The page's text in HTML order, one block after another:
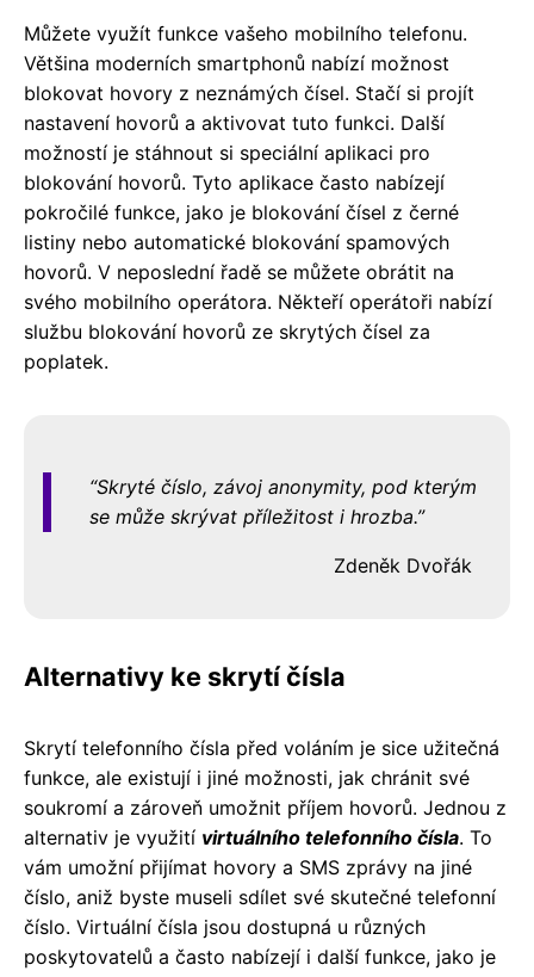
Můžete využít funkce vašeho mobilního telefonu.
Většina moderních smartphonů nabízí možnost
blokovat hovory z neznámých čísel. Stačí si projít
nastavení hovorů a aktivovat tuto funkci. Další
možností je stáhnout si speciální aplikaci pro
blokování hovorů. Tyto aplikace často nabízejí
pokročilé funkce, jako je blokování čísel z černé
listiny nebo automatické blokování spamových
hovorů. V neposlední řadě se můžete obrátit na
svého mobilního operátora. Někteří operátoři nabízí
službu blokování hovorů ze skrytých čísel za
poplatek.
Skryté číslo, závoj anonymity, pod kterým
se může skrývat příležitost i hrozba.
Zdeněk Dvořák
Alternativy ke skrytí čísla
Skrytí telefonního čísla před voláním je sice užitečná
funkce, ale existují i ​​jiné možnosti, jak chránit své
soukromí a zároveň umožnit příjem hovorů. Jednou z
alternativ je využití virtuálního telefonního čísla. To
vám umožní přijímat hovory a SMS zprávy na jiné
číslo, aniž byste museli sdílet své skutečné telefonní
číslo. Virtuální čísla jsou dostupná u různých
poskytovatelů a často nabízejí i ​​další funkce, jako je